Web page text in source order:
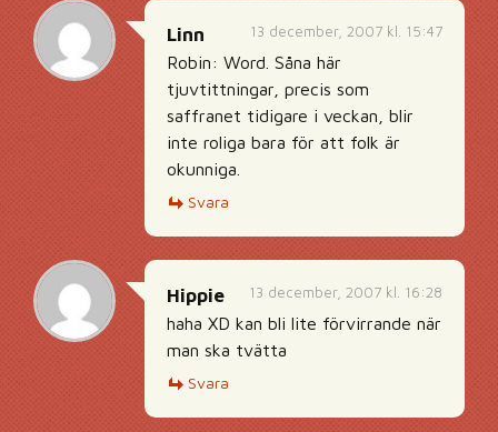
13 december, 2007 kl. 15:47
Linn
Robin: Word. Såna här
tjuvtittningar, precis som
saffranet tidigare i veckan, blir
inte roliga bara för att folk är
okunniga.
Svara
13 december, 2007 kl. 16:28
Hippie
haha XD kan bli lite förvirrande när
man ska tvätta
Svara